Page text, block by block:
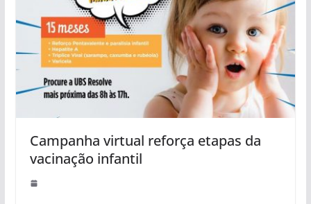
Campanha virtual reforça etapas da
vacinação infantil